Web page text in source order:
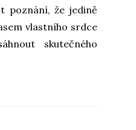
poznání, že jedině
vlastního srdce
skutečného